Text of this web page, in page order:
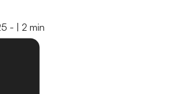
- 2 min